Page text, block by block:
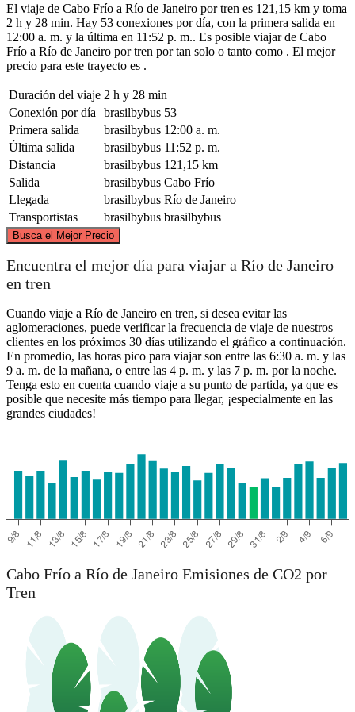
El viaje de Cabo Frío a Río de Janeiro por tren es 121,15 km y toma
2 h y 28 min. Hay 53 conexiones por día, con la primera salida en
12:00 a. m. y la última en 11:52 p. m.. Es posible viajar de Cabo
Frío a Río de Janeiro por tren por tan solo o tanto como . El mejor
precio para este trayecto es .
Duración del viaje 2 h y 28 min
Conexión por día
brasilbybus 53
Primera salida
brasilbybus 12:00 a. m.
Última salida
brasilbybus 11:52 p. m.
Distancia
brasilbybus 121,15 km
Salida
brasilbybus Cabo Frío
Llegada
brasilbybus Río de Janeiro
Transportistas
brasilbybus brasilbybus
Busca el Mejor Precio
Cabo Frio
Rio de Janeiro
©CARTO, ©
Encuentra el mejor día para viajar a Río de Janeiro
en tren
Cuando viaje a Río de Janeiro en tren, si desea evitar las
aglomeraciones, puede verificar la frecuencia de viaje de nuestros
clientes en los próximos 30 días utilizando el gráfico a continuación.
En promedio, las horas pico para viajar son entre las 6:30 a. m. y las
9 a. m. de la mañana, o entre las 4 p. m. y las 7 p. m. por la noche.
Tenga esto en cuenta cuando viaje a su punto de partida, ya que es
posible que necesite más tiempo para llegar, ¡especialmente en las
grandes ciudades!
Cabo Frío a Río de Janeiro Emisiones de CO2 por
Tren